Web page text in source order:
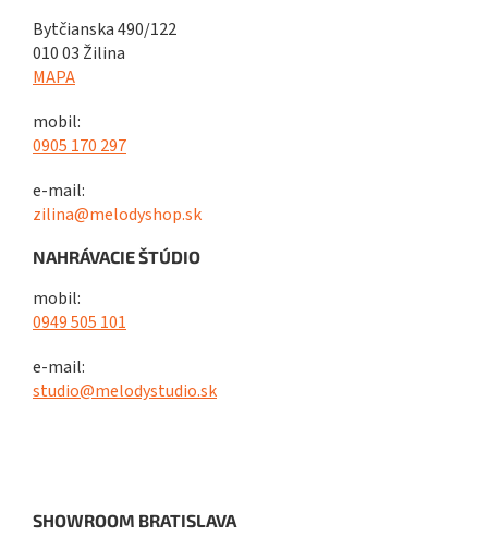
Bytčianska 490/122
010 03 Žilina
MAPA
mobil:
0905 170 297
e-mail:
zilina@melodyshop.sk
NAHRÁVACIE ŠTÚDIO
mobil:
0949 505 101
e-mail:
studio@melodystudio.sk
SHOWROOM BRATISLAVA